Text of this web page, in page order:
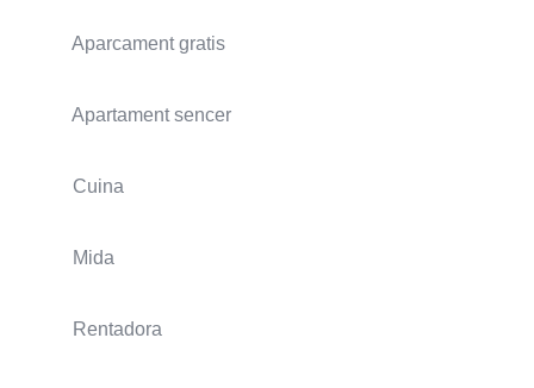
Aparcament gratis
Apartament sencer
Cuina
Mida
Rentadora